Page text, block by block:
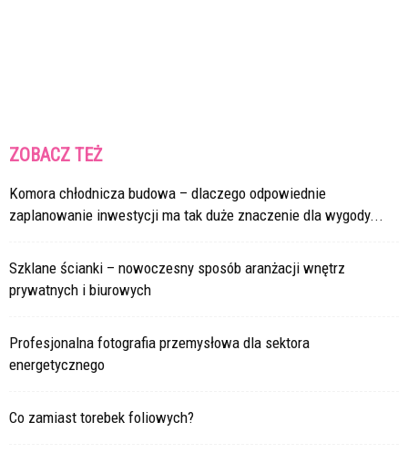
ZOBACZ TEŻ
Komora chłodnicza budowa – dlaczego odpowiednie
zaplanowanie inwestycji ma tak duże znaczenie dla wygody...
Szklane ścianki – nowoczesny sposób aranżacji wnętrz
prywatnych i biurowych
Profesjonalna fotografia przemysłowa dla sektora
energetycznego
Co zamiast torebek foliowych?